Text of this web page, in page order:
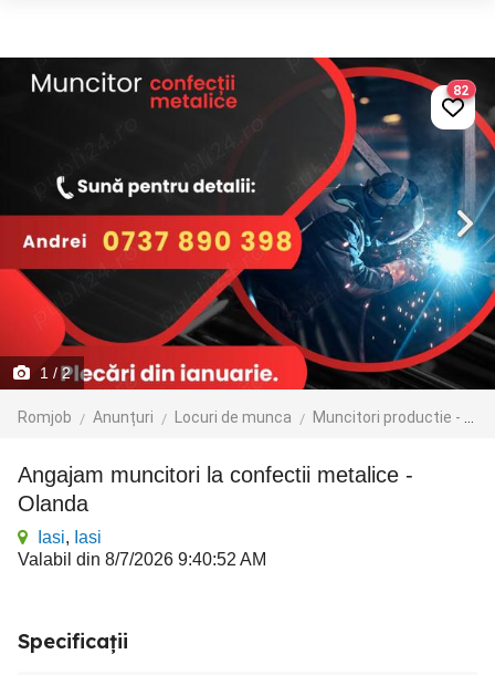
1 / 2
Romjob Anunțuri Locuri de munca Muncitori productie - depozit - logistica
82
Angajam muncitori la confectii metalice -
Olanda
Iasi, Iasi
Valabil din 8/7/2026 9:40:52 AM
Specificații